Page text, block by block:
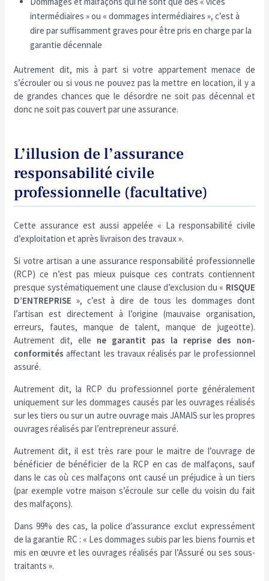
intermédiaires » ou « dommages intermédiaires », c’est à
dire par suffisamment graves pour être pris en charge par la
garantie décennale
Autrement dit, mis à part si votre appartement menace de
s’écrouler ou si vous ne pouvez pas la mettre en location, il y a
de grandes chances que le désordre ne soit pas décennal et
donc ne soit pas couvert par une assurance.
L’illusion de l’assurance
responsabilité civile
professionnelle (facultative)
Cette assurance est aussi appelée « La responsabilité civile
d’exploitation et après livraison des travaux ».
Si votre artisan a une assurance responsabilité professionnelle
(RCP) ce n’est pas mieux puisque ces contrats contiennent
presque systématiquement une clause d’exclusion du « RISQUE
D’ENTREPRISE », c’est à dire de tous les dommages dont
l’artisan est directement à l’origine (mauvaise organisation,
erreurs, fautes, manque de talent, manque de jugeotte).
Autrement dit, elle ne garantit pas la reprise des non-
conformités affectant les travaux réalisés par le professionnel
assuré.
Autrement dit, la RCP du professionnel porte généralement
uniquement sur les dommages causés par les ouvrages réalisés
sur les tiers ou sur un autre ouvrage mais JAMAIS sur les propres
ouvrages réalisés par l’entrepreneur assuré.
Autrement dit, il est très rare pour le maitre de l’ouvrage de
bénéficier de bénéficier de la RCP en cas de malfaçons, sauf
dans le cas où ces malfaçons ont causé un préjudice à un tiers
(par exemple votre maison s’écroule sur celle du voisin du fait
des malfaçons).
Dans 99% des cas, la police d’assurance exclut expressément
de la garantie RC : « Les dommages subis par les biens fournis et
mis en œuvre et les ouvrages réalisés par l’Assuré ou ses sous-
traitants ».